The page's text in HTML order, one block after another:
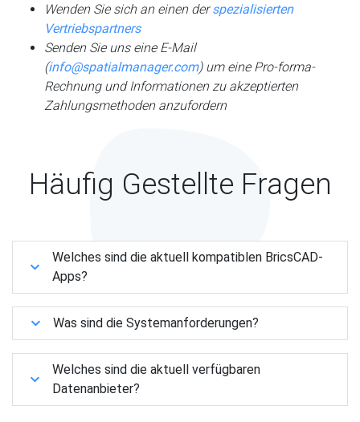
Wenden Sie sich an einen derspezialisierten
Vertriebspartners
Senden Sie uns eine E-Mail
(info@spatialmanager.com) um eine Pro-forma-
Rechnung und Informationen zu akzeptierten
Zahlungsmethoden anzufordern
Häufig Gestellte Fragen
Welches sind die aktuell kompatiblen BricsCAD-
Apps?
Was sind die Systemanforderungen?
Welches sind die aktuell verfügbaren
Datenanbieter?